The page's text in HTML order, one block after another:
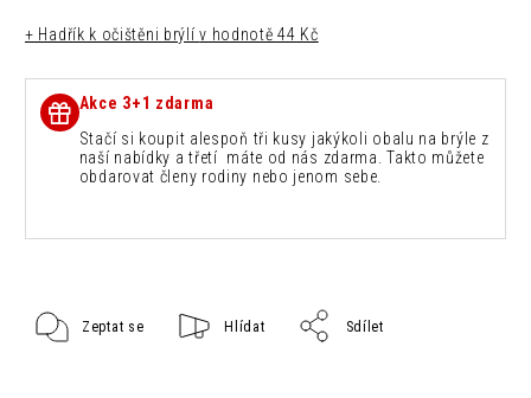
+ Hadřík k očištěni brýlív hodnotě 44 Kč
Akce 3+1 zdarma
Stačí si koupit alespoň tři kusy jakýkoli obalu na brýle z
naší nabídky a třetí máte od nás zdarma. Takto můžete
obdarovat členy rodiny nebo jenom sebe.
Zeptat se Hlídat Sdílet